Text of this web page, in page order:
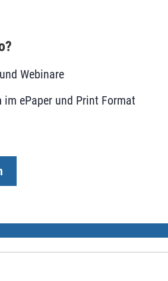
Webinare
ePaper und Print Format